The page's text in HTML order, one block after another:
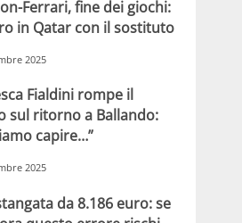
Ferrari, fine dei giochi:
in Qatar con il sostituto
2025
Fialdini rompe il
sul ritorno a Ballando:
capire…”
2025
da 8.186 euro: se